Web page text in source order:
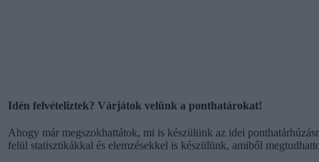
Idén felvételiztek? Várjátok velünk a ponthatárokat!
Ahogy már megszokhattátok, mi is készülünk az idei
felül statisztikákkal és elemzésekkel is készülünk, amiből